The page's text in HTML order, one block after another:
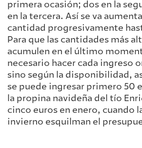
primera ocasión; dos en la
en la tercera. Así se va
cantidad progresivamente
Para que las cantidades más
acumulen en el último
necesario hacer cada ingreso
sino según la disponibilidad,
se puede ingresar primero 50
la propina navideña del tío
cinco euros en enero, cuando
invierno esquilman el